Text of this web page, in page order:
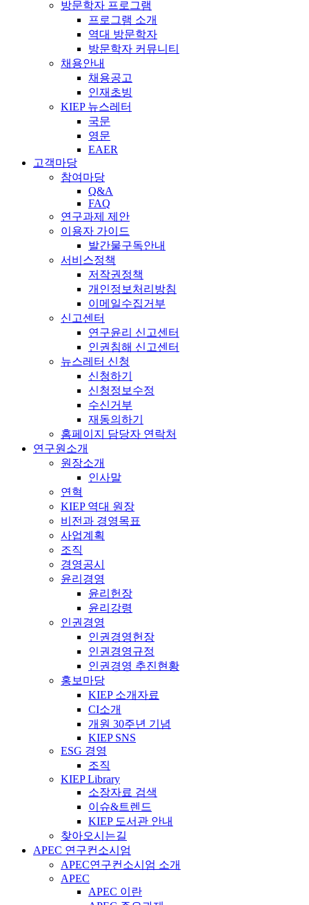
방문학자 프로그램
프로그램 소개
역대 방문학자
방문학자 커뮤니티
채용안내
채용공고
인재초빙
KIEP 뉴스레터
국문
영문
EAER
고객마당
참여마당
Q&A
FAQ
연구과제 제안
이용자 가이드
발간물구독안내
서비스정책
저작권정책
개인정보처리방침
이메일수집거부
신고센터
연구윤리 신고센터
인권침해 신고센터
뉴스레터 신청
신청하기
신청정보수정
수신거부
재동의하기
홈페이지 담당자 연락처
연구원소개
원장소개
인사말
연혁
KIEP 역대 원장
비전과 경영목표
사업계획
조직
경영공시
윤리경영
윤리헌장
윤리강령
인권경영
인권경영헌장
인권경영규정
인권경영 추진현황
홍보마당
KIEP 소개자료
CI소개
개원 30주년 기념
KIEP SNS
ESG 경영
조직
KIEP Library
소장자료 검색
이슈&트렌드
KIEP 도서관 안내
찾아오시는길
APEC 연구컨소시엄
APEC연구컨소시엄 소개
APEC
APEC 이란